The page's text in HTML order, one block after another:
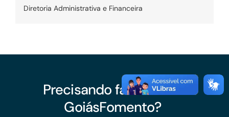
Diretoria Administrativa e Financeira
Precisando falar com a
GoiásFomento?